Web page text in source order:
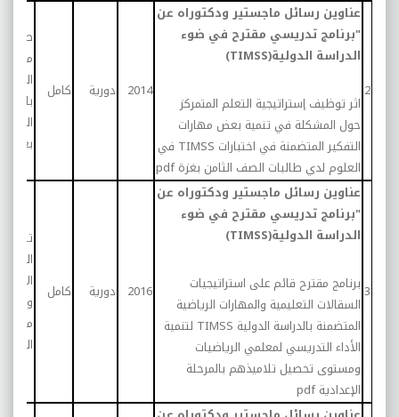
2
عناوين رسائل ماجستير ودكتوراه عن
"برنامج تدريسي مقترح في ضوء
الدراسة الدولية(TIMSS)
اثر توظيف إستراتيجية التعلم المتمركز
حول المشكلة في تنمية بعض مهارات
التفكير المتضمنة في اختبارات TIMSS في
العلوم لدي طالبات الصف الثامن بغزةpdf
2014 دورية كامل
طالبات
مادة
العلوم
بالصف
الثامن
بغزة
3
عناوين رسائل ماجستير ودكتوراه عن
"برنامج تدريسي مقترح في ضوء
الدراسة الدولية(TIMSS)
برنامج مقترح قائم على استراتيجيات
السقالات التعليمية والمهارات الرياضية
المتضمنة بالدراسة الدولية TIMSS لتنمية
الأداء التدريسي لمعلمي الرياضيات
ومستوى تحصيل تلاميذهم بالمرحلة
الإعداديةpdf
2016 دورية كامل
تلاميذ
وبعض